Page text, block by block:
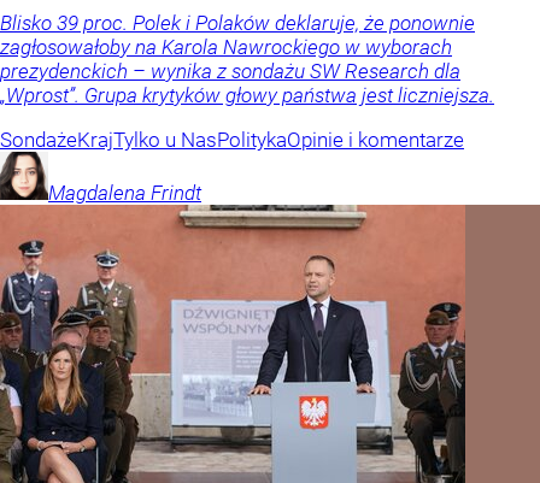
Blisko 39 proc. Polek i Polaków deklaruje, że ponownie
zagłosowałoby na Karola Nawrockiego w wyborach
prezydenckich – wynika z sondażu SW Research dla
„Wprost”. Grupa krytyków głowy państwa jest liczniejsza.
SondażeKrajTylko u NasPolitykaOpinie i komentarze
Magdalena Frindt